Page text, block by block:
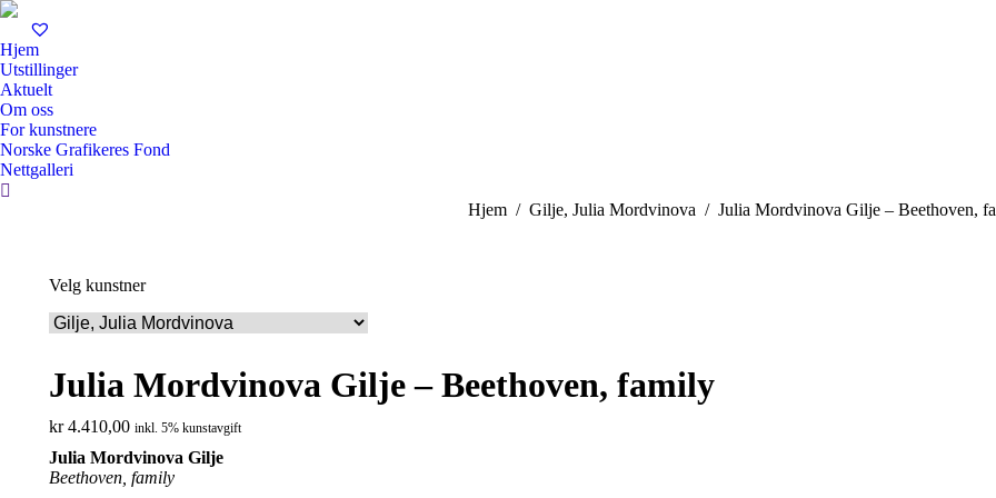
Hjem
Utstillinger
Aktuelt
Om oss
For kunstnere
Norske Grafikeres Fond
Nettgalleri
Search:
You are here:
Hjem Gilje, Julia Mordvinova Julia Mordvinova Gilje – Beethoven,
Velg kunstner
Julia Mordvinova Gilje – Beethoven, family
kr4.410,00 inkl. 5% kunstavgift
Julia Mordvinova Gilje
Beethoven, family